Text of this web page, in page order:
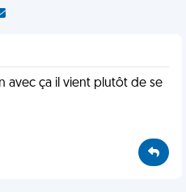
avec ça il vient plutôt de se